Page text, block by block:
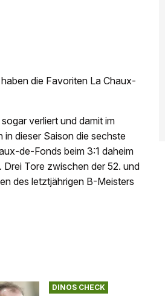
die Favoriten La Chaux-
verliert und damit im
dieser Saison die sechste
de-Fonds beim 3:1 daheim
Tore zwischen der 52. und
des letztjährigen B-Meisters
DINOS CHECK